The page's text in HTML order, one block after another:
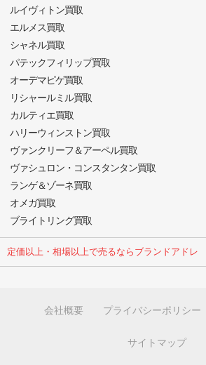
定価以上・相場以上で売るならブランドアドレ
ルイヴィトン買取
エルメス買取
シャネル買取
パテックフィリップ買取
オーデマピゲ買取
リシャールミル買取
カルティエ買取
ハリーウィンストン買取
ヴァンクリーフ＆アーペル買取
ヴァシュロン・コンスタンタン買取
ランゲ＆ゾーネ買取
オメガ買取
ブライトリング買取
会社概要 プライバシーポリシー
サイトマップ